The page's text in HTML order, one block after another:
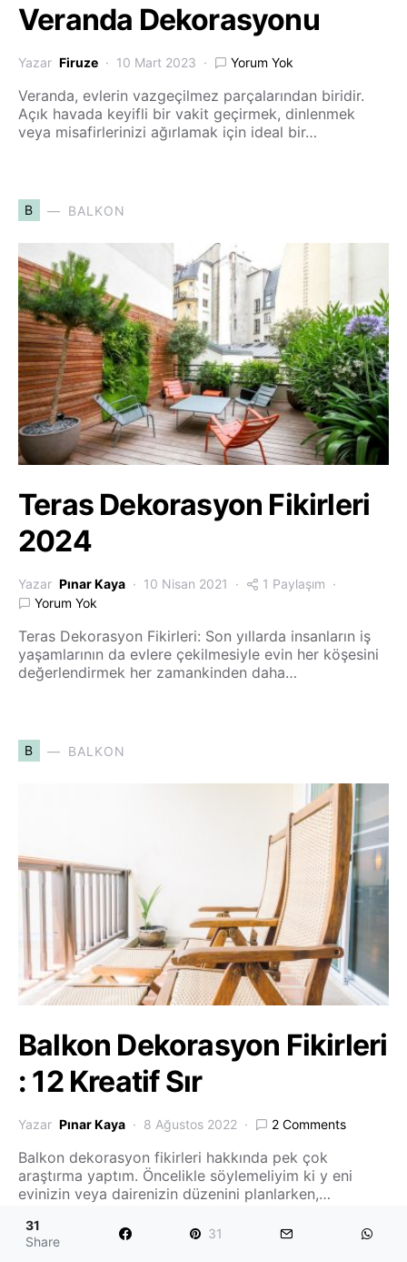
Veranda Dekorasyonu
Yazar Firuze 10 Mart 2023 Yorum Yok
Veranda, evlerin vazgeçilmez parçalarından biridir.
Açık havada keyifli bir vakit geçirmek, dinlenmek
veya misafirlerinizi ağırlamak için ideal bir…
B BALKON
Teras Dekorasyon Fikirleri
2024
Yazar Pınar Kaya 10 Nisan 2021
1 Paylaşım
Yorum Yok
Teras Dekorasyon Fikirleri: Son yıllarda insanların iş
yaşamlarının da evlere çekilmesiyle evin her köşesini
değerlendirmek her zamankinden daha…
B BALKON
Balkon Dekorasyon Fikirleri
: 12 Kreatif Sır
Yazar Pınar Kaya 8 Ağustos 2022 2 Comments
Balkon dekorasyon fikirleri hakkında pek çok
araştırma yaptım. Öncelikle söylemeliyim ki y eni
evinizin veya dairenizin düzenini planlarken,…
31
Share
31